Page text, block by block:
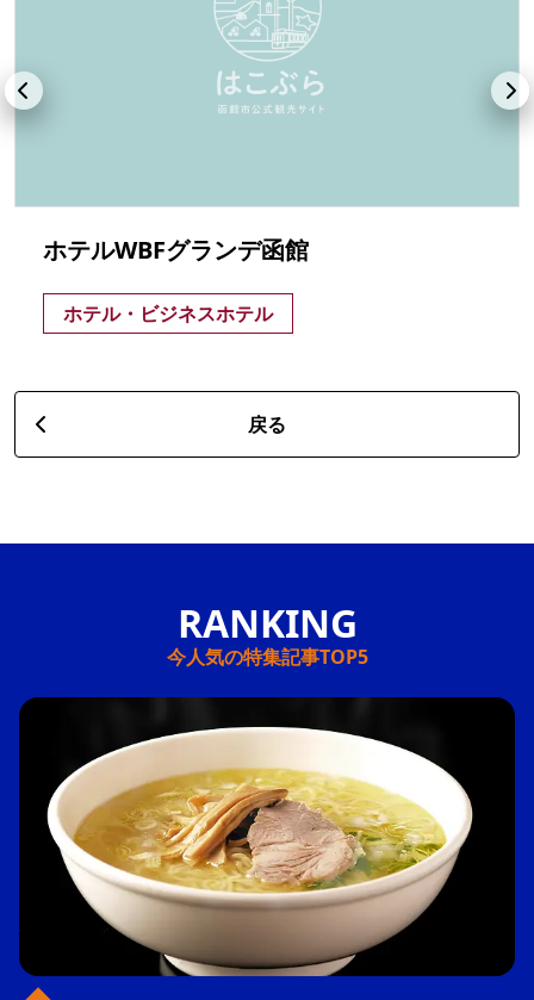
ホテルWBFグランデ函館
ホテル・ビジネスホテル
戻る
今人気の特集記事TOP5